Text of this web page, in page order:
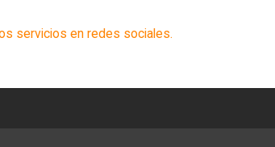
servicios en redes sociales.